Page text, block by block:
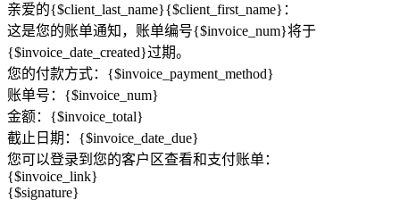
亲爱的{$client_last_name}{$client_first_name}：
这是您的账单通知，账单编号{$invoice_num}将于
{$invoice_date_created}过期。
您的付款方式：{$invoice_payment_method}
账单号：{$invoice_num}
金额：{$invoice_total}
截止日期：{$invoice_date_due}
您可以登录到您的客户区查看和支付账单：
{$invoice_link}
{$signature}